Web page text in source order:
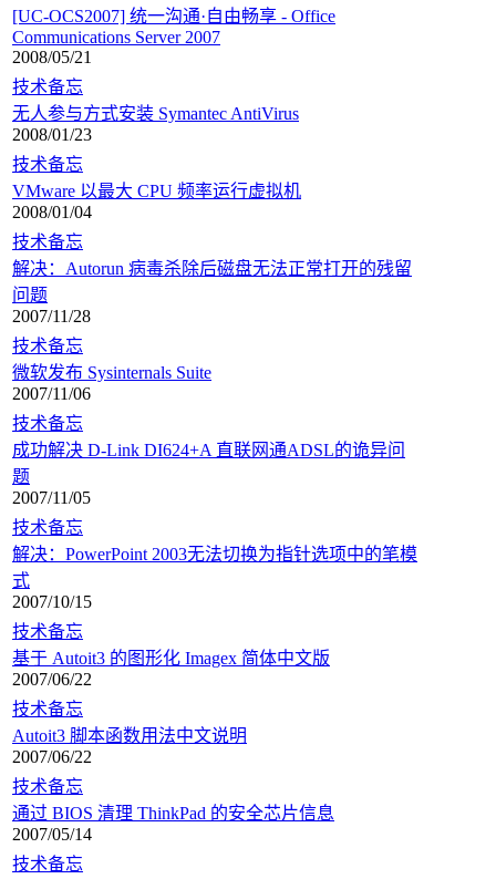
[UC-OCS2007] 统一沟通·自由畅享 - Office
Communications Server 2007
2008/05/21
技术备忘
无人参与方式安装 Symantec AntiVirus
2008/01/23
技术备忘
VMware 以最大 CPU 频率运行虚拟机
2008/01/04
技术备忘
解决：Autorun 病毒杀除后磁盘无法正常打开的残留
问题
2007/11/28
技术备忘
微软发布 Sysinternals Suite
2007/11/06
技术备忘
成功解决 D-Link DI624+A 直联网通ADSL的诡异问
题
2007/11/05
技术备忘
解决：PowerPoint 2003无法切换为指针选项中的笔模
式
2007/10/15
技术备忘
基于 Autoit3 的图形化 Imagex 简体中文版
2007/06/22
技术备忘
Autoit3 脚本函数用法中文说明
2007/06/22
技术备忘
通过 BIOS 清理 ThinkPad 的安全芯片信息
2007/05/14
技术备忘